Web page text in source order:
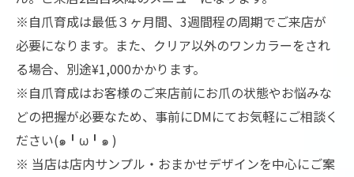
※自爪育成は最低３ヶ月間、3週間程の周期でご来店が
必要になります。また、クリア以外のワンカラーをされ
る場合、別途¥1,000かかります。
※自爪育成はお客様のご来店前にお爪の状態やお悩みな
どの把握が必要なため、事前にDMにてお気軽にご相談く
ださい(๑╹ω╹๑ )
※ 当店は店内サンプル・おまかせデザインを中心にご案